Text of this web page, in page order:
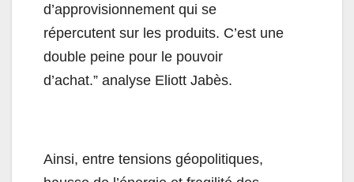
d’approvisionnement qui se
répercutent sur les produits. C’est une
double peine pour le pouvoir
d’achat.” analyse Eliott Jabès.
Ainsi, entre tensions géopolitiques,